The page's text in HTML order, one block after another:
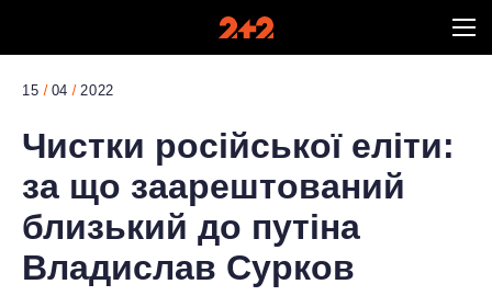
15 04 2022
Чистки російської еліти:
за що заарештований
близький до путіна
Владислав Сурков